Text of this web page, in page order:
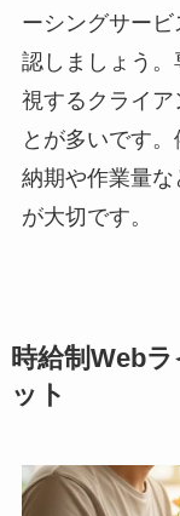
ーシングサー
認しましょう
視するクライ
とが多いです。
納期や作業量な
が大切です。
時給制Web
ット